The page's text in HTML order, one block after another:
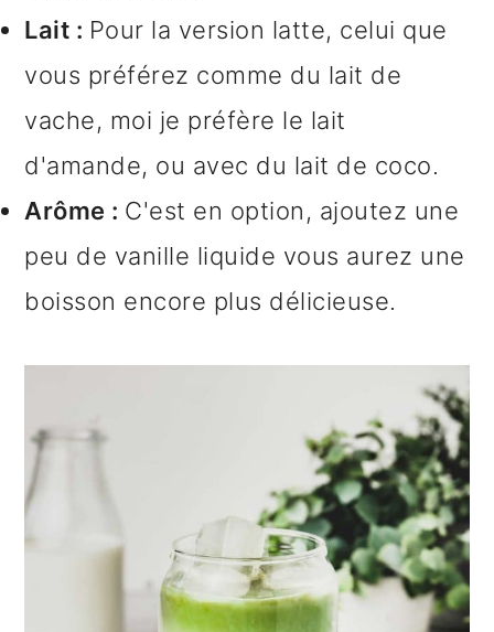
Lait : Pour la version latte, celui que
vous préférez comme du lait de
vache, moi je préfère le lait
d'amande, ou avec du lait de coco.
Arôme : C'est en option, ajoutez une
peu de vanille liquide vous aurez une
boisson encore plus délicieuse.